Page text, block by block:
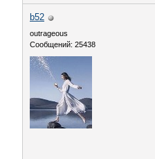
b52
outrageous
Сообщений: 25438